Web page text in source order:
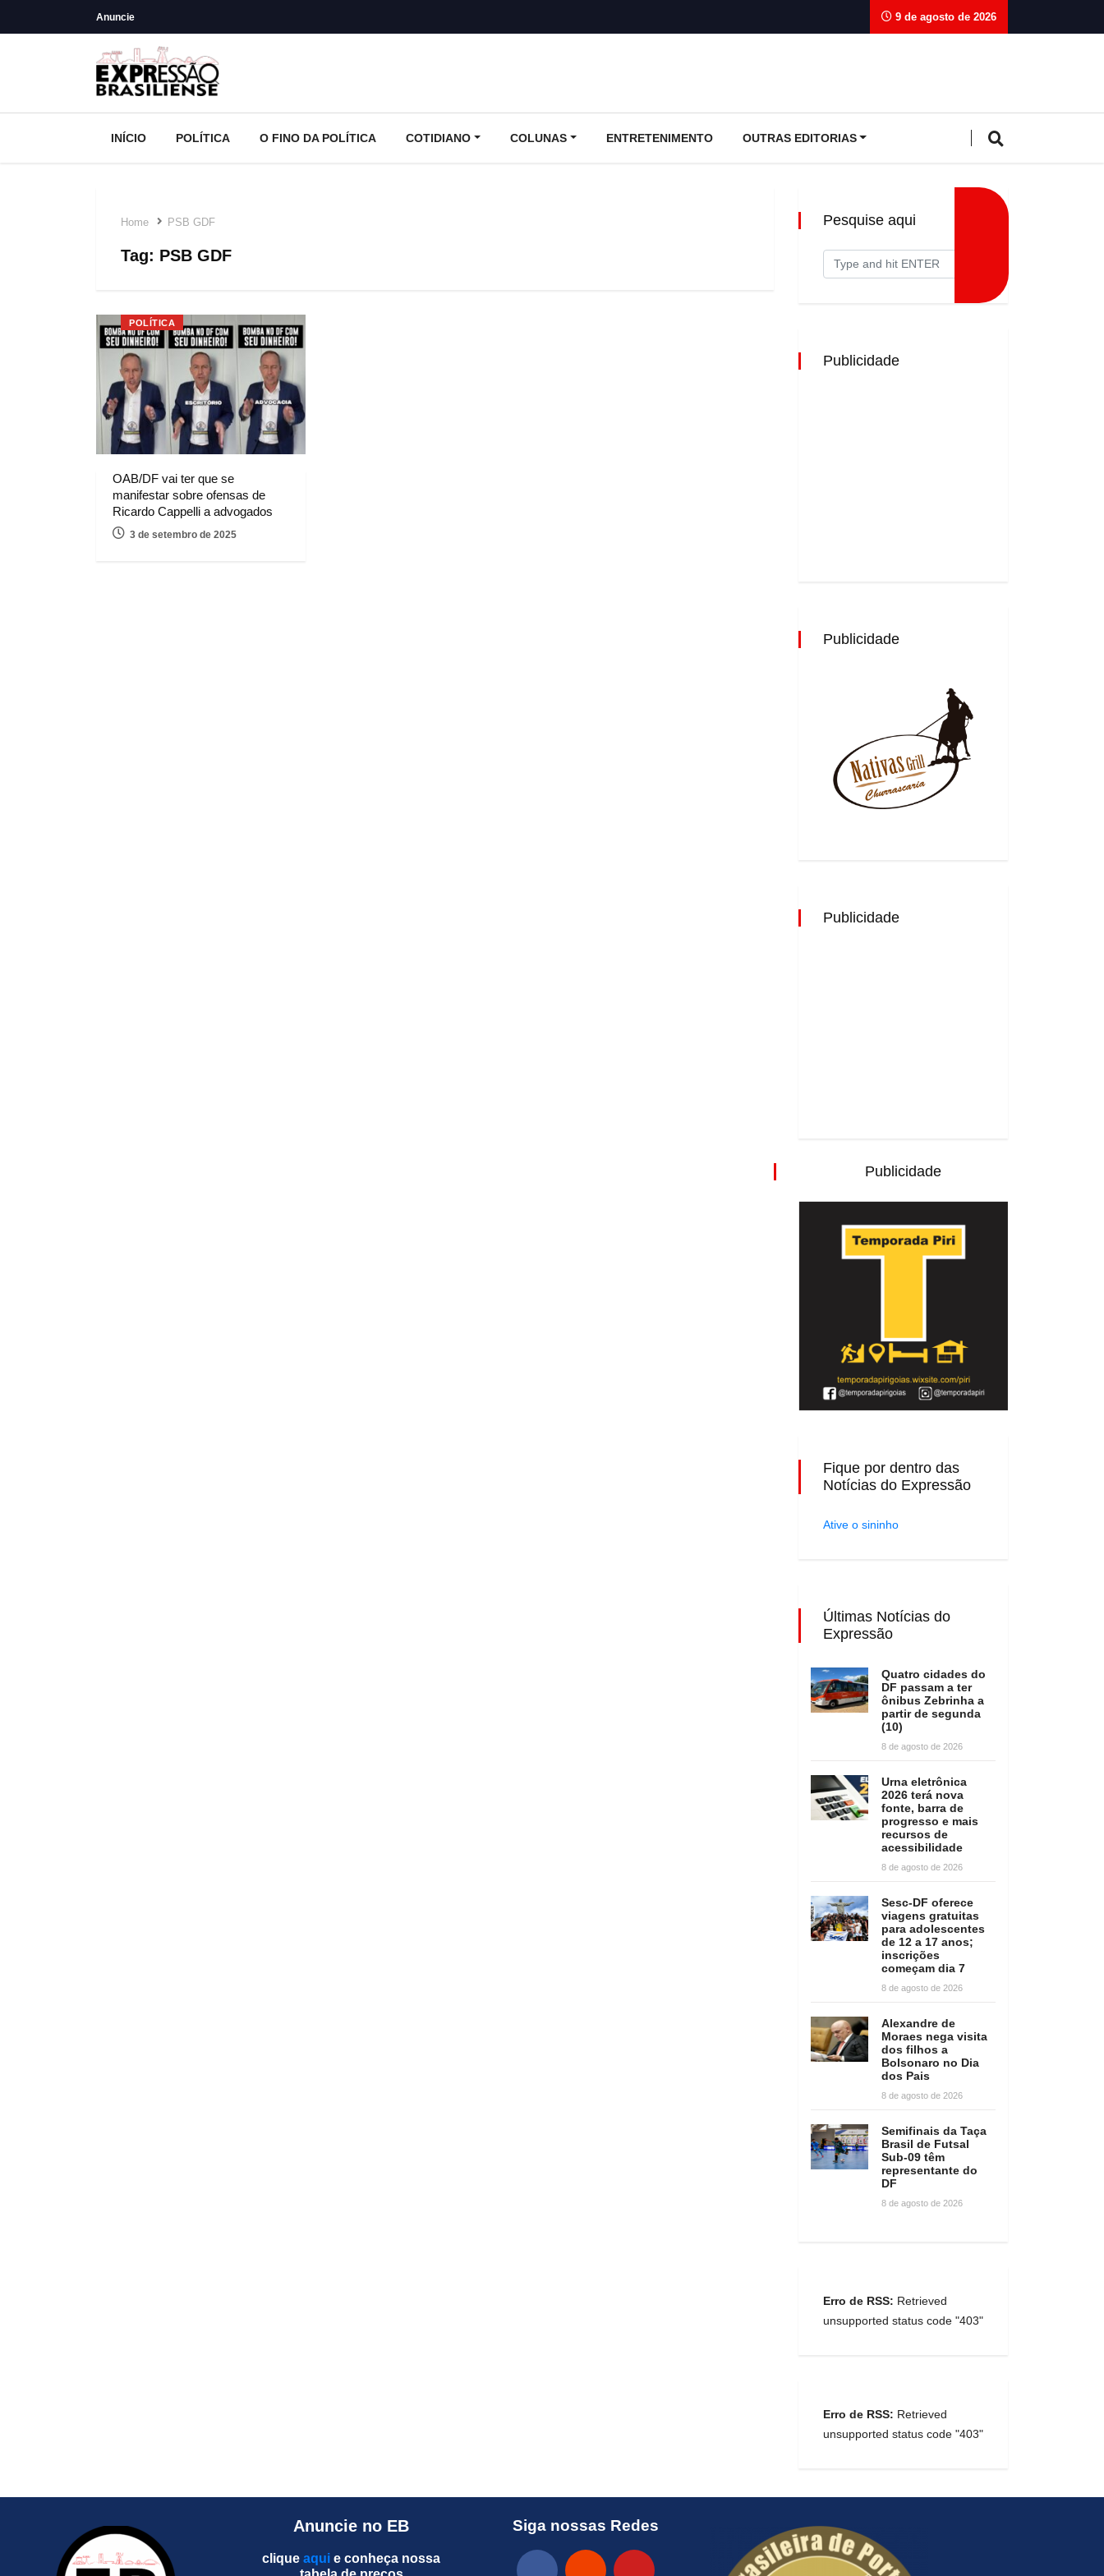
Anuncie 9 de agosto de 2026
INÍCIO POLÍTICA O FINO DA POLÍTICA COTIDIANO COLUNAS ENTRETENIMENTO OUTRAS EDITORIAS
Home PSB GDF
Tag: PSB GDF
POLÍTICA
OAB/DF vai ter que se
manifestar sobre ofensas de
Ricardo Cappelli a advogados
3 de setembro de 2025
Pesquise aqui
Publicidade
Publicidade
Publicidade
Publicidade
Fique por dentro das
Notícias do Expressão
Ative o sininho
Últimas Notícias do
Expressão
Quatro cidades do
DF passam a ter
ônibus Zebrinha a
partir de segunda
(10)
8 de agosto de 2026
Urna eletrônica
2026 terá nova
fonte, barra de
progresso e mais
recursos de
acessibilidade
8 de agosto de 2026
Sesc-DF oferece
viagens gratuitas
para adolescentes
de 12 a 17 anos;
inscrições
começam dia 7
8 de agosto de 2026
Alexandre de
Moraes nega visita
dos filhos a
Bolsonaro no Dia
dos Pais
8 de agosto de 2026
Semifinais da Taça
Brasil de Futsal
Sub-09 têm
representante do
DF
8 de agosto de 2026
Erro de RSS: Retrieved
unsupported status code "403"
Erro de RSS: Retrieved
unsupported status code "403"
Anuncie no EB
clique aqui e conheça nossa
Siga nossas Redes